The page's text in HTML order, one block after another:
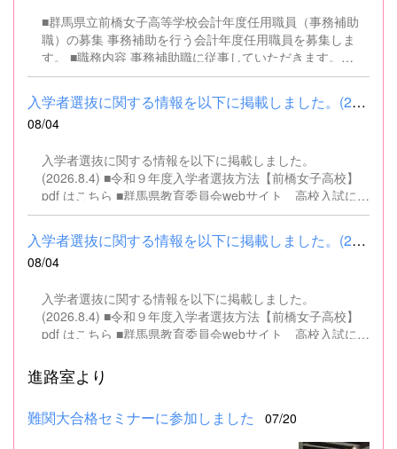
■群馬県立前橋女子高等学校会計年度任用職員（事務補助
職）の募集 事務補助を行う会計年度任用職員を募集しま
す。 ■職務内容 事務補助職に従事していただきます。
SSH（スーパーサイエンスハイスクール）事業にかかるパ
ソコンでの文書・資料作成、データ入力・整理事務、電話
対応、書類の整理、その他事務補助業務全般 ■募集人数 １
名 ■募集対象 以下の条件を満たしている方 基本的なパソコ
する方は、応募できませんので御了承ください。 （1）地
方公務員法第16条に該当する者（以下のいずれかに該当す
る人） ・禁錮以上の刑に処せられ、その執行を終わるまで
又は執行を受けることがなくなるまでの者 ・群馬県職員と
して懲戒免職の処分を受け、当該処分の日から2年を経過
しない者 ・人事委員会又は公平委員会の委員の職にあっ
て、地方公務員法第60条から第63条までに規定する罪を犯
政府を暴力で破壊することを主張する政党その他の団体を
結成し、又はこれに加入した者 （2）平成11年改正前の民
法の規定による準禁治産の宣告を受けている者（心...
入学者選抜に関する情報を以下に掲載しました。(2026.8.4) ■令和...
08/04
入学者選抜に関する情報を以下に掲載しました。
(2026.8.4) ■令和９年度入学者選抜方法【前橋女子高校】
pdf はこちら ■群馬県教育委員会webサイト 高校入試に関
するページはこちら
入学者選抜に関する情報を以下に掲載しました。(2026.8.4) ■令和...
08/04
入学者選抜に関する情報を以下に掲載しました。
(2026.8.4) ■令和９年度入学者選抜方法【前橋女子高校】
pdf はこちら ■群馬県教育委員会webサイト 高校入試に関
進路室より
難関大合格セミナーに参加しました 07/20